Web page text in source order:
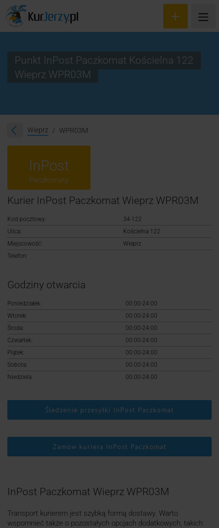
Śledzenie przesyłki
Logowanie
Punkt InPost Paczkomat Kościelna 122
Wieprz WPR03M
Wieprz WPR03M
InPost
Paczkomaty
Kurier InPost Paczkomat Wieprz WPR03M
Kod pocztowy:
34-122
Ulica:
Kościelna 122
Miejscowość:
Wieprz
Telefon:
Godziny otwarcia
Poniedziałek:
00:00-24:00
Wtorek:
00:00-24:00
Środa:
00:00-24:00
Czwartek:
00:00-24:00
Piątek:
00:00-24:00
Sobota:
00:00-24:00
Niedziela:
00:00-24:00
Śledzenie przesyłki InPost Paczkomat
Zamów kuriera InPost Paczkomat
InPost Paczkomat Wieprz WPR03M
Transport kurierem jest szybką formą dostawy. Warto
wspomnieć także o pozostałych opcjach dodatkowych, takich